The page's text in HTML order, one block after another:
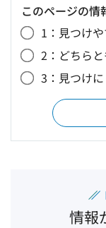
このページの情
1：見つけ
2：どちら
3：見つけ
情報